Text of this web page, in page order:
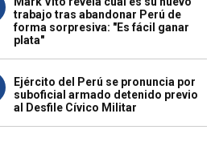
trabajo tras abandonar Perú de
forma sorpresiva: "Es fácil ganar
plata"
Ejército del Perú se pronuncia por
suboficial armado detenido previo
al Desfile Cívico Militar